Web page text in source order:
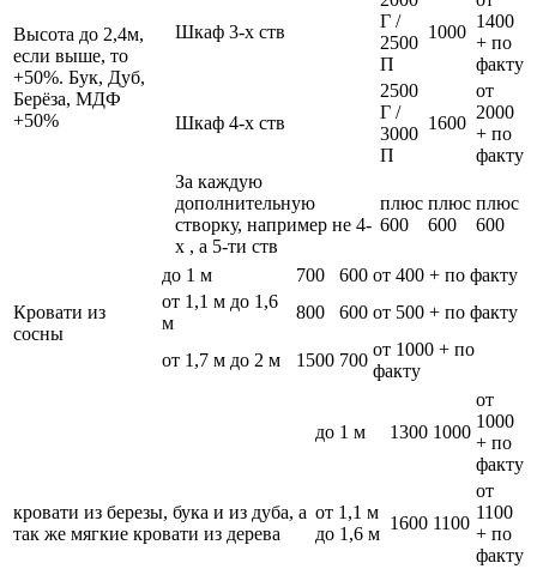
Высота до 2,4м,
если выше, то
+50%. Бук, Дуб,
Берёза, МДФ
+50%
Шкаф 3-х ств
Г /
2500
П
1000
1400
+ по
факту
Шкаф 4-х ств
2500
Г /
3000
П
1600
от
2000
+ по
факту
За каждую
дополнительную
створку, например не 4-
х , а 5-ти ств
плюс
600
плюс
600
плюс
600
Кровати из
сосны
до 1 м 700 600 от 400 + по факту
от 1,1 м до 1,6
м
800 600 от 500 + по факту
от 1,7 м до 2 м 1500 700
от 1000 + по
факту
кровати из березы, бука и из дуба, а
так же мягкие кровати из дерева
до 1 м 1300 1000
от
1000
+ по
факту
от 1,1 м
до 1,6 м
1600 1100
от
1100
+ по
факту